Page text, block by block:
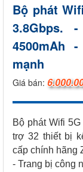
Bộ phát
4500mAh
mạnh
Giá bán:
Bộ phát Wifi
trợ 32 thiết bị
cấp chính hãng
- Trang bị công